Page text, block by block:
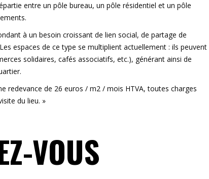
entre un pôle bureau, un pôle résidentiel et un pôle
à un besoin croissant de lien social, de partage de
espaces de ce type se multiplient actuellement : ils peuvent
solidaires, cafés associatifs, etc.), générant ainsi de
redevance de 26 euros / m2 / mois HTVA, toutes charges
du lieu. »
VOUS